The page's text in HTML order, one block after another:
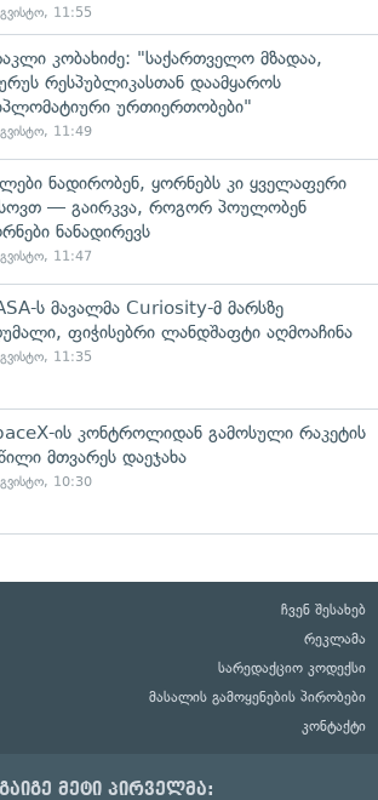
11:55
კობახიძე: "საქართველო მზადაა,
რესპუბლიკასთან დაამყაროს
ურთიერთობები"
11:49
ნადირობენ, ყორნებს კი ყველაფერი
— გაირკვა, როგორ პოულობენ
ნანადირევს
11:47
ს მავალმა Curiosity-მ მარსზე
ფიჭისებრი ლანდშაფტი აღმოაჩინა
11:35
ის კონტროლიდან გამოსული რაკეტის
მთვარეს დაეჯახა
10:30
ჩვენ შესახებ
რეკლამა
სარედაქციო კოდექსი
მასალის გამოყენების პირობები
კონტაქტი
გაიგე მეტი პირველმა: